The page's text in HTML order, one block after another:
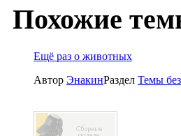
Похожие
Ещё раз о животных
Автор ЭнакинРаздел Темы